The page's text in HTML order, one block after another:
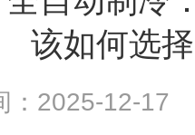
该如何选
：2025-12-